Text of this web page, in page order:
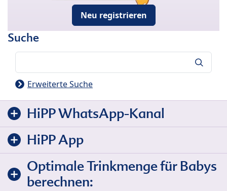
Neu registrieren
Suche
Erweiterte Suche
HiPP WhatsApp-Kanal
HiPP App
Optimale Trinkmenge für Babys
berechnen: